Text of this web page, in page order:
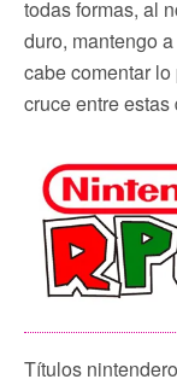
todas formas, al
duro, mantengo
cabe comentar
cruce entre
Títulos